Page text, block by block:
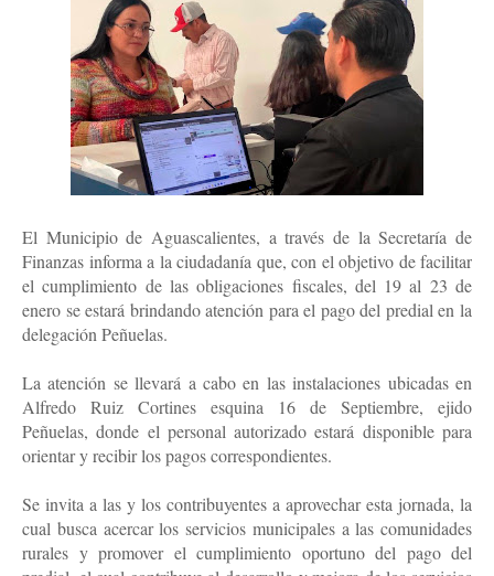
El Municipio de Aguascalientes, a través de la Secretaría de
Finanzas informa a la ciudadanía que, con el objetivo de facilitar
el cumplimiento de las obligaciones fiscales, del 19 al 23 de
enero se estará brindando atención para el pago del predial en la
delegación Peñuelas.
La atención se llevará a cabo en las instalaciones ubicadas en
Alfredo Ruiz Cortines esquina 16 de Septiembre, ejido
Peñuelas, donde el personal autorizado estará disponible para
orientar y recibir los pagos correspondientes.
Se invita a las y los contribuyentes a aprovechar esta jornada, la
cual busca acercar los servicios municipales a las comunidades
rurales y promover el cumplimiento oportuno del pago del